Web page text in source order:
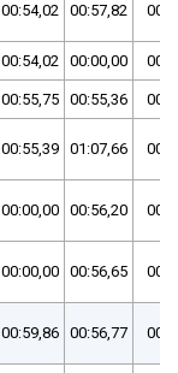
00:54,02 00:57,82
00:54,02 00:00,00
00:55,75 00:55,36
00:55,39 01:07,66
00:00,00 00:56,20
00:00,00 00:56,65
00:59,86 00:56,77